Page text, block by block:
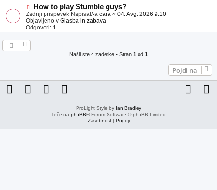
b
a
v
e
N
o
v
e
o
How to play Stumble guys?
Zadnji prispevek Napisal/-a cara « 04. Avg. 2026 9:10
Objavljeno v Glasba in zabava
Odgovori: 1
Našli ste 4 zadetke • Stran 1 od 1
Pojdi na
ProLight Style by Ian Bradley
Teče na phpBB® Forum Software © phpBB Limited
Zasebnost| Pogoji